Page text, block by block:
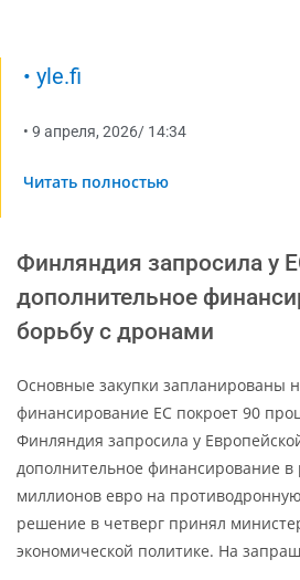
• yle.fi
• 9 апреля, 2026/ 14:34
Читать полностью
Финляндия запросила у
дополнительное
борьбу с дронами
Основные закупки запланированы
финансирование ЕС покроет 90
Финляндия запросила у
дополнительное финансирование в
миллионов евро на
решение в четверг принял
экономической политике. На